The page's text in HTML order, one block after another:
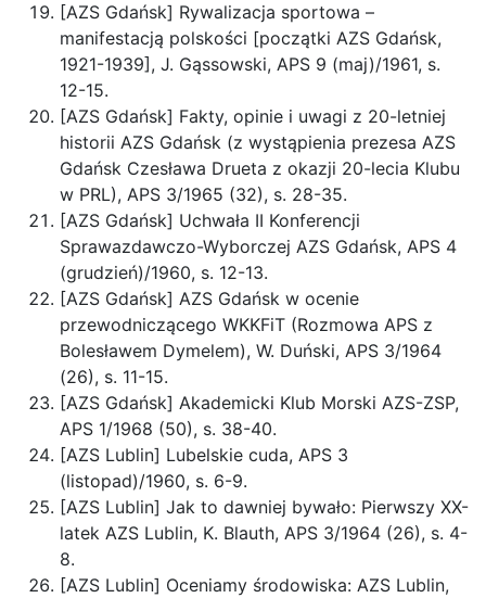
[AZS Gdańsk] Rywalizacja sportowa –
manifestacją polskości [początki AZS Gdańsk,
1921-1939], J. Gąssowski, APS 9 (maj)/1961, s.
12-15.
[AZS Gdańsk] Fakty, opinie i uwagi z 20-letniej
historii AZS Gdańsk (z wystąpienia prezesa AZS
Gdańsk Czesława Drueta z okazji 20-lecia Klubu
w PRL), APS 3/1965 (32), s. 28-35.
[AZS Gdańsk] Uchwała II Konferencji
Sprawazdawczo-Wyborczej AZS Gdańsk, APS 4
(grudzień)/1960, s. 12-13.
[AZS Gdańsk] AZS Gdańsk w ocenie
przewodniczącego WKKFiT (Rozmowa APS z
Bolesławem Dymelem), W. Duński, APS 3/1964
(26), s. 11-15.
[AZS Gdańsk] Akademicki Klub Morski AZS-ZSP,
APS 1/1968 (50), s. 38-40.
[AZS Lublin] Lubelskie cuda, APS 3
(listopad)/1960, s. 6-9.
[AZS Lublin] Jak to dawniej bywało: Pierwszy XX-
latek AZS Lublin, K. Blauth, APS 3/1964 (26), s. 4-
8.
[AZS Lublin] Oceniamy środowiska: AZS Lublin,